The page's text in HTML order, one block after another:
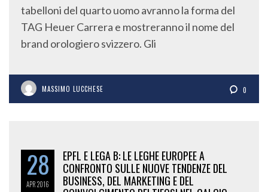
tabelloni del quarto uomo avranno la forma del
TAG Heuer Carrera e mostreranno il nome del
brand orologiero svizzero. Gli
MASSIMO LUCCHESE 0
28
APR2016
EPFL E LEGA B: LE LEGHE EUROPEE A
CONFRONTO SULLE NUOVE TENDENZE DEL
BUSINESS, DEL MARKETING E DEL